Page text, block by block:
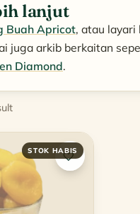
lanjut
Buah Apricot, atau layari
juga arkib berkaitan
Diamond.